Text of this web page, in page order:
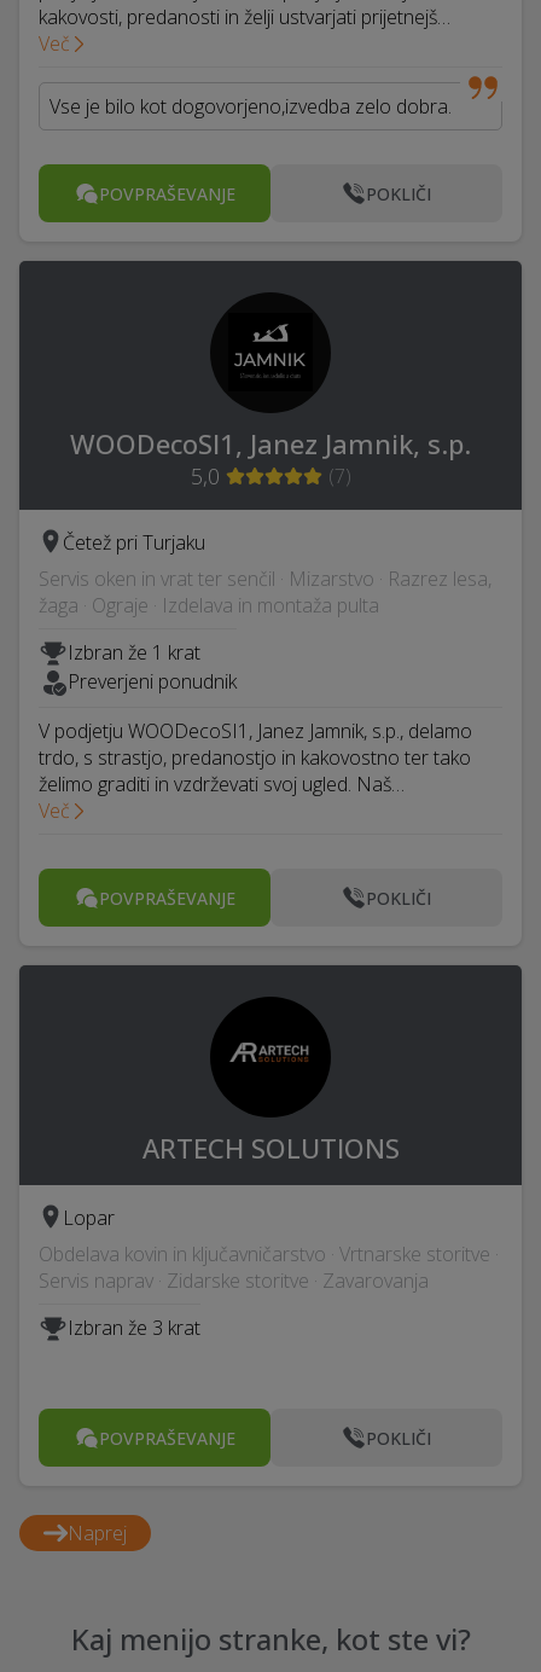
kakovosti, predanosti in želji ustvarjati prijetnejš…
Več
Vse je bilo kot dogovorjeno,izvedba zelo dobra.
POVPRAŠEVANJE POKLIČI
WOODecoSI1, Janez Jamnik, s.p.
5,0 (7)
Četež pri Turjaku
Servis oken in vrat ter senčil · Mizarstvo · Razrez lesa,
žaga · Ograje · Izdelava in montaža pulta
Izbran že 1 krat
Preverjeni ponudnik
V podjetju WOODecoSI1, Janez Jamnik, s.p., delamo
trdo, s strastjo, predanostjo in kakovostno ter tako
želimo graditi in vzdrževati svoj ​​ugled. Naš…
Več
POVPRAŠEVANJE POKLIČI
ARTECH SOLUTIONS
Lopar
Obdelava kovin in ključavničarstvo · Vrtnarske storitve ·
Servis naprav · Zidarske storitve · Zavarovanja
Izbran že 3 krat
POVPRAŠEVANJE POKLIČI
Naprej
Kaj menijo stranke, kot ste vi?